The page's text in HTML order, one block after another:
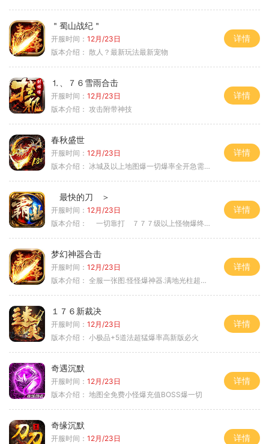
＂蜀山战纪＂
开服时间： 12月/23日
版本介绍： 散人？最新玩法最新宠物
详情
⒈、７６雪雨合击
开服时间： 12月/23日
版本介绍： 攻击附带神技
详情
春秋盛世
开服时间： 12月/23日
版本介绍： 冰城及以上地图爆一切爆率全开急需材料
详情
最快的刀 ＞
开服时间： 12月/23日
版本介绍：
一切靠打 ７７７级以上怪物爆终极 ＞
详情
梦幻神器合击
开服时间： 12月/23日
版本介绍： 全服一张图.怪怪爆神器.满地光柱超激情
详情
１７６新裁决
开服时间： 12月/23日
版本介绍： 小极品+5道法超猛爆率高新版必火
详情
奇遇沉默
开服时间： 12月/23日
版本介绍： 地图全免费小怪爆充值BOSS爆一切
详情
奇缘沉默
开服时间： 12月/23日
详情